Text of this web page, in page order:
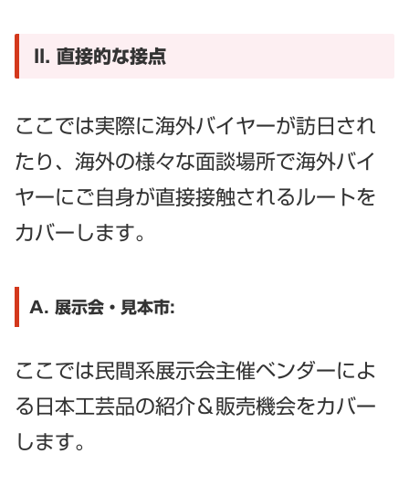
II. 直接的な接点
ここでは実際に海外バイヤーが訪日され
たり、海外の様々な面談場所で海外バイ
ヤーにご自身が直接接触されるルートを
カバーします。
A. 展示会・見本市:
ここでは民間系展示会主催ベンダーによ
る日本工芸品の紹介＆販売機会をカバー
します。